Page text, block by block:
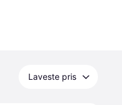
Laveste pris